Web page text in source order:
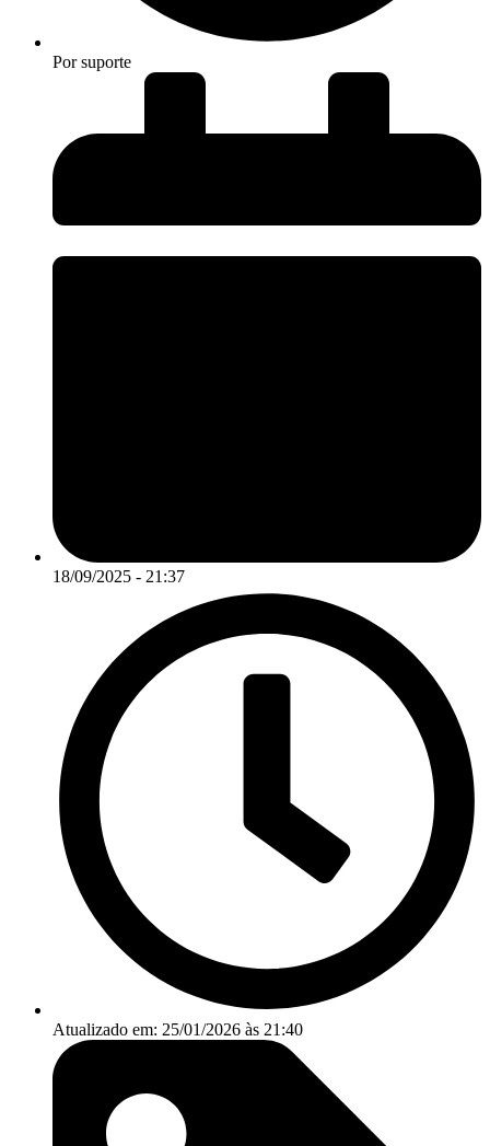
Porsuporte
18/09/2025 - 21:37
Atualizado em: 25/01/2026 às 21:40